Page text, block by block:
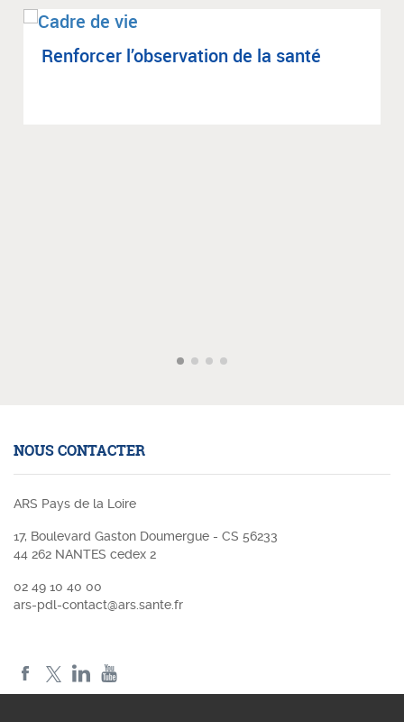
Ren­for­cer l’ob­ser­va­tion de la santé
NOUS CONTACTER
ARS Pays de la Loire
17, Boulevard Gaston Doumergue - CS 56233
44 262 NANTES cedex 2
02 49 10 40 00
ars-pdl-contact@ars.sante.fr